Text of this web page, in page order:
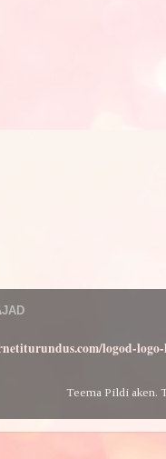
logod-
Teema Pildi aken.